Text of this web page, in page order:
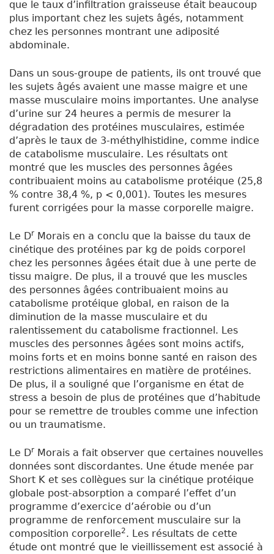
que le taux d’infiltration graisseuse était beaucoup
plus important chez les sujets âgés, notamment
chez les personnes montrant une adiposité
abdominale.
Dans un sous-groupe de patients, ils ont trouvé que
les sujets âgés avaient une masse maigre et une
masse musculaire moins importantes. Une analyse
d’urine sur 24 heures a permis de mesurer la
dégradation des protéines musculaires, estimée
d’après le taux de 3-méthylhistidine, comme indice
de catabolisme musculaire. Les résultats ont
montré que les muscles des personnes âgées
contribuaient moins au catabolisme protéique (25,8
% contre 38,4 %, p < 0,001). Toutes les mesures
furent corrigées pour la masse corporelle maigre.
Le Dr Morais en a conclu que la baisse du taux de
cinétique des protéines par kg de poids corporel
chez les personnes âgées était due à une perte de
tissu maigre. De plus, il a trouvé que les muscles
des personnes âgées contribuaient moins au
catabolisme protéique global, en raison de la
diminution de la masse musculaire et du
ralentissement du catabolisme fractionnel. Les
muscles des personnes âgées sont moins actifs,
moins forts et en moins bonne santé en raison des
restrictions alimentaires en matière de protéines.
De plus, il a souligné que l’organisme en état de
stress a besoin de plus de protéines que d’habitude
pour se remettre de troubles comme une infection
ou un traumatisme.
Le Dr Morais a fait observer que certaines nouvelles
données sont discordantes. Une étude menée par
Short K et ses collègues sur la cinétique protéique
globale post-absorption a comparé l’effet d’un
programme d’exercice d’aérobie ou d’un
programme de renforcement musculaire sur la
composition corporelle2. Les résultats de cette
étude ont montré que le vieillissement est associé à